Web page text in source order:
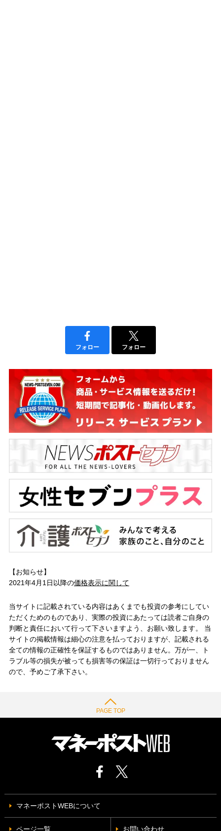
フォロー フォロー
【お知らせ】
2021年4月1日以降の価格表示に関して
当サイトに記載されている内容はあくまでも投資の参考にしてい
ただくためのものであり、実際の投資にあたっては読者ご自身の
判断と責任において行って下さいますよう、お願い致します。 当
サイトの掲載情報は細心の注意を払っておりますが、記載される
全ての情報の正確性を保証するものではありません。万が一、ト
ラブル等の損失が被っても損害等の保証は一切行っておりません
ので、予めご了承下さい。
PAGE TOP
マネーポストWEBについて
ページ一覧 お問い合わせ